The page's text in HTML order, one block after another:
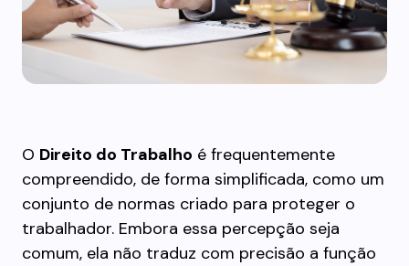
O Direito do Trabalho é frequentemente
compreendido, de forma simplificada, como um
conjunto de normas criado para proteger o
trabalhador. Embora essa percepção seja
comum, ela não traduz com precisão a função